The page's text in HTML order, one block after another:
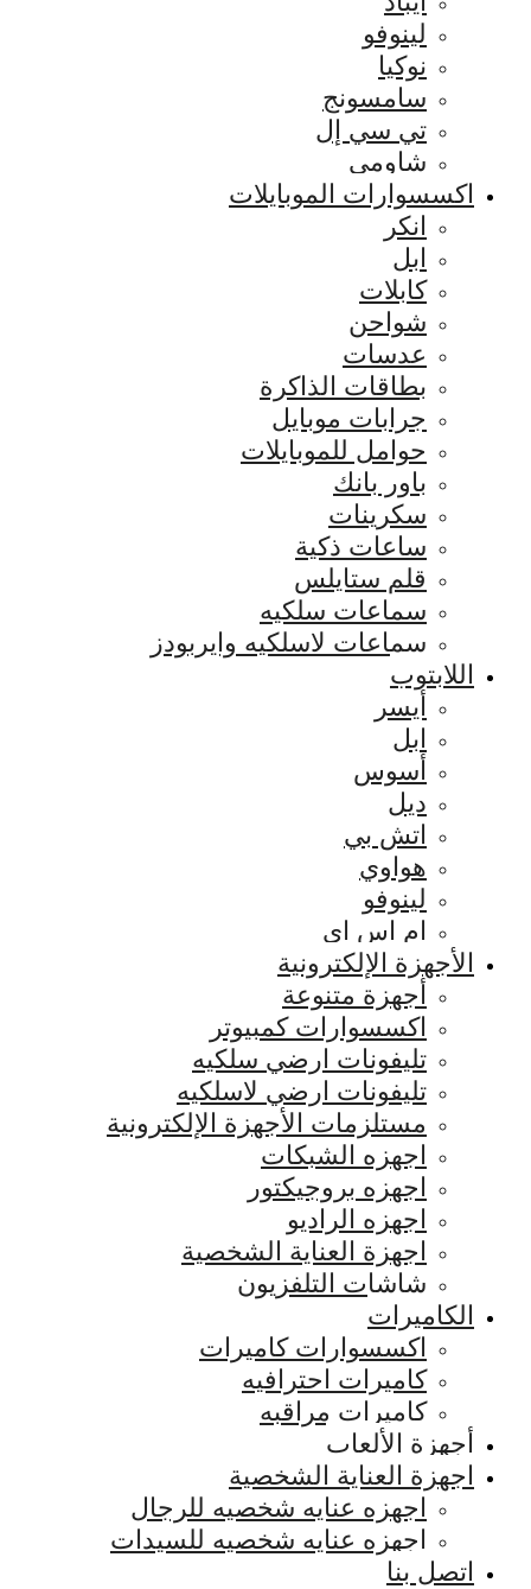
لينوفو
نوكيا
سامسونج
تي سي إل
شاومي
اكسسوارات الموبايلات
انكر
ابل
كابلات
شواحن
عدسات
بطاقات الذاكرة
جرابات موبايل
حوامل للموبايلات
باور بانك
سكرينات
ساعات ذكية
قلم ستايلس
سماعات سلكيه
سماعات لاسلكيه وايربودز
اللابتوب
أيسر
ابل
أسوس
ديل
اتش بي
هواوي
لينوفو
ام اس اي
الأجهزة الإلكترونية
أجهزة متنوعة
اكسسوارات كمبيوتر
تليفونات ارضي سلكيه
تليفونات ارضي لاسلكيه
مستلزمات الأجهزة الإلكترونية
اجهزه الشبكات
اجهزه بروجيكتور
اجهزه الراديو
اجهزة العناية الشخصية
شاشات التلفزيون
الكاميرات
اكسسوارات كاميرات
كاميرات احترافيه
كاميرات مراقبه
أجهزة الألعاب
اجهزة العناية الشخصية
اجهزه عنايه شخصيه للرجال
اجهزه عنايه شخصيه للسيدات
اتصل بنا